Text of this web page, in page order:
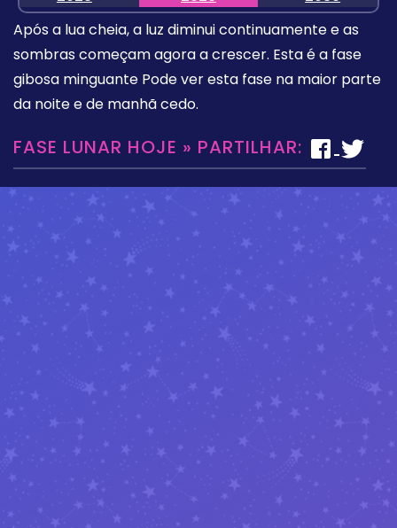
Após a lua cheia, a luz diminui continuamente e as
sombras começam agora a crescer. Esta é a fase
gibosa minguante Pode ver esta fase na maior parte
da noite e de manhã cedo.
FASE LUNAR HOJE » PARTILHAR: